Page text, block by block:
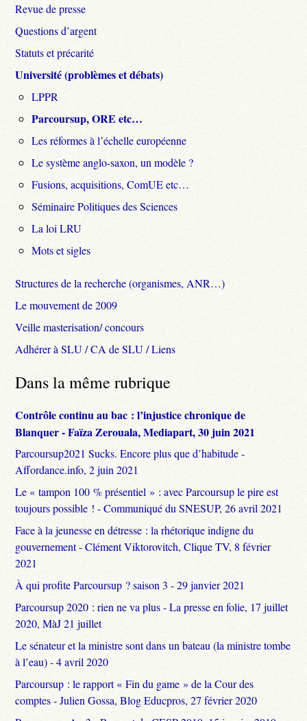
Revue de presse
Questions d’argent
Statuts et précarité
Université (problèmes et débats)
LPPR
Parcoursup, ORE etc…
Les réformes à l’échelle européenne
Le système anglo-saxon, un modèle ?
Fusions, acquisitions, ComUE etc…
Séminaire Politiques des Sciences
La loi LRU
Mots et sigles
Structures de la recherche (organismes, ANR…)
Le mouvement de 2009
Veille masterisation/ concours
Adhérer à SLU / CA de SLU / Liens
Dans la même rubrique
Contrôle continu au bac : l’injustice chronique de
Blanquer - Faïza Zerouala, Mediapart, 30 juin 2021
Parcoursup2021 Sucks. Encore plus que d’habitude -
Affordance.info, 2 juin 2021
Le « tampon 100 % présentiel » : avec Parcoursup le pire est
toujours possible ! - Communiqué du SNESUP, 26 avril 2021
Face à la jeunesse en détresse : la rhétorique indigne du
gouvernement - Clément Viktorovitch, Clique TV, 8 février
2021
À qui profite Parcoursup ? saison 3 - 29 janvier 2021
Parcoursup 2020 : rien ne va plus - La presse en folie, 17 juillet
2020, MàJ 21 juillet
Le sénateur et la ministre sont dans un bateau (la ministre tombe
à l’eau) - 4 avril 2020
Parcoursup : le rapport « Fin du game » de la Cour des
comptes - Julien Gossa, Blog Educpros, 27 février 2020